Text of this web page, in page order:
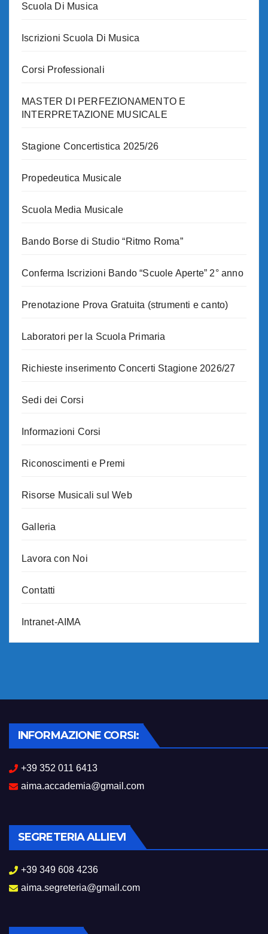
Scuola Di Musica
Iscrizioni Scuola Di Musica
Corsi Professionali
MASTER DI PERFEZIONAMENTO E
INTERPRETAZIONE MUSICALE
Stagione Concertistica 2025/26
Propedeutica Musicale
Scuola Media Musicale
Bando Borse di Studio “Ritmo Roma”
Conferma Iscrizioni Bando “Scuole Aperte” 2° anno
Prenotazione Prova Gratuita (strumenti e canto)
Laboratori per la Scuola Primaria
Richieste inserimento Concerti Stagione 2026/27
Sedi dei Corsi
Informazioni Corsi
Riconoscimenti e Premi
Risorse Musicali sul Web
Galleria
Lavora con Noi
Contatti
Intranet-AIMA
INFORMAZIONE CORSI:
+39 352 011 6413
aima.accademia@gmail.com
SEGRETERIA ALLIEVI
+39 349 608 4236
aima.segreteria@gmail.com